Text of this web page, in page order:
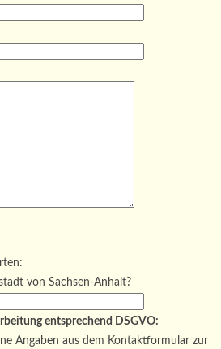
von Sachsen-Anhalt?
entsprechend DSGVO:
Angaben aus dem Kontaktformular zur